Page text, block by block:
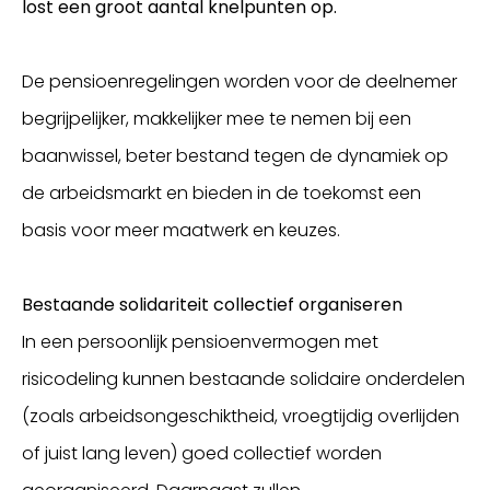
benefit'-regelingen is vanaf dat moment niet meer
waarbij meer van baan wordt gewisseld.
lost een groot aantal knelpunten op.
De pensioenregelingen worden voor de deelnemer
begrijpelijker, makkelijker mee te nemen bij een
baanwissel, beter bestand tegen de dynamiek op
de arbeidsmarkt en bieden in de toekomst een
basis voor meer maatwerk en keuzes.
Bestaande solidariteit collectief organiseren
In een persoonlijk pensioenvermogen met
risicodeling kunnen bestaande solidaire onderdelen
(zoals arbeidsongeschiktheid, vroegtijdig overlijden
of juist lang leven) goed collectief worden